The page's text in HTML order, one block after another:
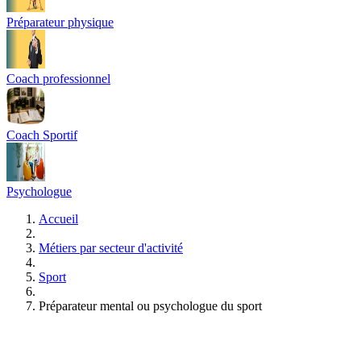
Préparateur physique
Coach professionnel
Coach Sportif
Psychologue
Accueil
Métiers par secteur d'activité
Sport
Préparateur mental ou psychologue du sport